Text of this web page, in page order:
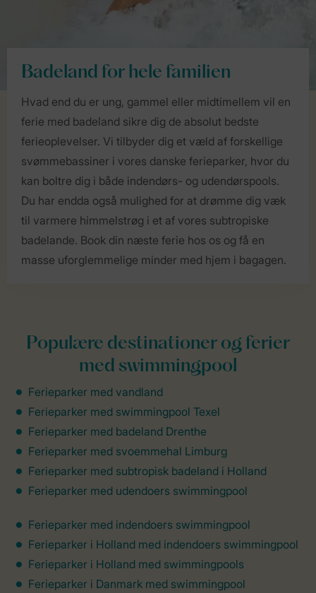
Badeland for hele familien
Hvad end du er ung, gammel eller midtimellem vil en
ferie med badeland sikre dig de absolut bedste
ferieoplevelser. Vi tilbyder dig et væld af forskellige
svømmebassiner i vores danske ferieparker, hvor du
kan boltre dig i både indendørs- og udendørspools.
Du har endda også mulighed for at drømme dig væk
til varmere himmelstrøg i et af vores subtropiske
badelande. Book din næste ferie hos os og få en
masse uforglemmelige minder med hjem i bagagen.
Populære destinationer og ferier
med swimmingpool
Ferieparker med vandland
Ferieparker med swimmingpool Texel
Ferieparker med badeland Drenthe
Ferieparker med svoemmehal Limburg
Ferieparker med subtropisk badeland i Holland
Ferieparker med udendoers swimmingpool
Ferieparker med indendoers swimmingpool
Ferieparker i Holland med indendoers swimmingpool
Ferieparker i Holland med swimmingpools
Ferieparker i Danmark med swimmingpool